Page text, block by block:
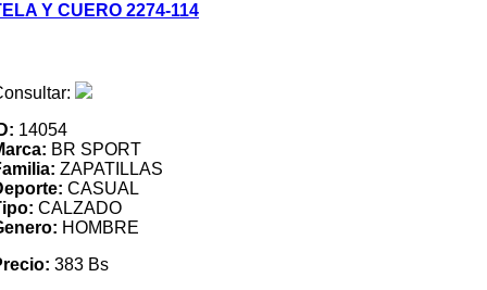
Y CUERO 2274-114
14054
BR SPORT
ZAPATILLAS
CASUAL
CALZADO
HOMBRE
383 Bs